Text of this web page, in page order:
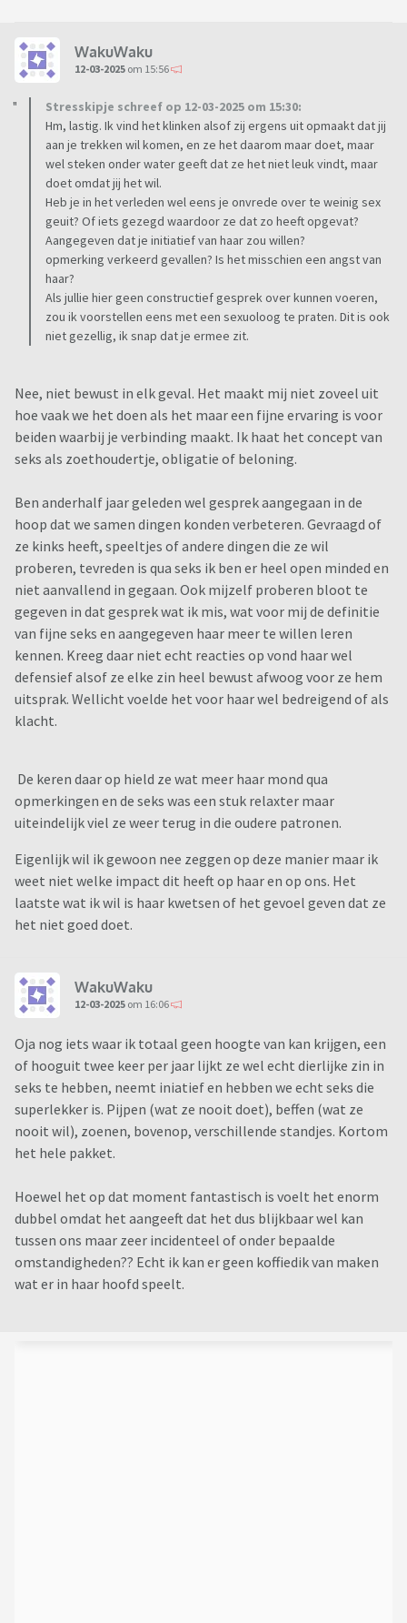
WakuWaku
12-03-2025 om 15:56
Stresskipje schreef op 12-03-2025 om 15:30:
Hm, lastig. Ik vind het klinken alsof zij ergens uit opmaakt dat jij
aan je trekken wil komen, en ze het daarom maar doet, maar
wel steken onder water geeft dat ze het niet leuk vindt, maar
doet omdat jij het wil.
Heb je in het verleden wel eens je onvrede over te weinig sex
geuit? Of iets gezegd waardoor ze dat zo heeft opgevat?
Aangegeven dat je initiatief van haar zou willen?
opmerking verkeerd gevallen? Is het misschien een angst van
haar?
Als jullie hier geen constructief gesprek over kunnen voeren,
zou ik voorstellen eens met een sexuoloog te praten. Dit is ook
niet gezellig, ik snap dat je ermee zit.
Nee, niet bewust in elk geval. Het maakt mij niet zoveel uit
hoe vaak we het doen als het maar een fijne ervaring is voor
beiden waarbij je verbinding maakt. Ik haat het concept van
seks als zoethoudertje, obligatie of beloning.
Ben anderhalf jaar geleden wel gesprek aangegaan in de
hoop dat we samen dingen konden verbeteren. Gevraagd of
ze kinks heeft, speeltjes of andere dingen die ze wil
proberen, tevreden is qua seks ik ben er heel open minded en
niet aanvallend in gegaan. Ook mijzelf proberen bloot te
gegeven in dat gesprek wat ik mis, wat voor mij de definitie
van fijne seks en aangegeven haar meer te willen leren
kennen. Kreeg daar niet echt reacties op vond haar wel
defensief alsof ze elke zin heel bewust afwoog voor ze hem
uitsprak. Wellicht voelde het voor haar wel bedreigend of als
klacht.
De keren daar op hield ze wat meer haar mond qua
opmerkingen en de seks was een stuk relaxter maar
uiteindelijk viel ze weer terug in die oudere patronen.
Eigenlijk wil ik gewoon nee zeggen op deze manier maar ik
weet niet welke impact dit heeft op haar en op ons. Het
laatste wat ik wil is haar kwetsen of het gevoel geven dat ze
het niet goed doet.
WakuWaku
12-03-2025 om 16:06
Oja nog iets waar ik totaal geen hoogte van kan krijgen, een
of hooguit twee keer per jaar lijkt ze wel echt dierlijke zin in
seks te hebben, neemt iniatief en hebben we echt seks die
superlekker is. Pijpen (wat ze nooit doet), beffen (wat ze
nooit wil), zoenen, bovenop, verschillende standjes. Kortom
het hele pakket.
Hoewel het op dat moment fantastisch is voelt het enorm
dubbel omdat het aangeeft dat het dus blijkbaar wel kan
tussen ons maar zeer incidenteel of onder bepaalde
omstandigheden?? Echt ik kan er geen koffiedik van maken
wat er in haar hoofd speelt.